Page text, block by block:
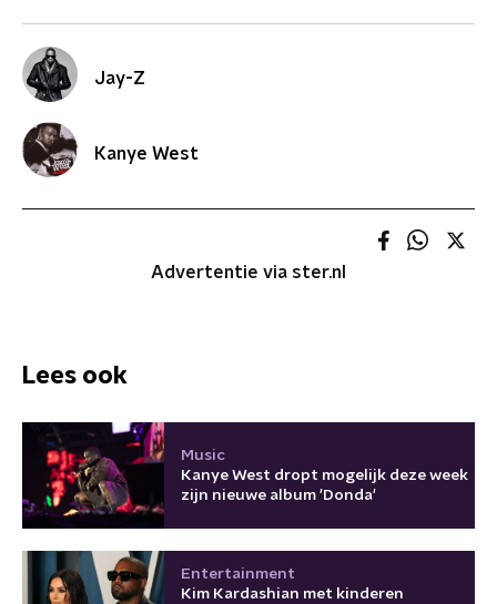
Jay-Z
Kanye West
Advertentie via ster.nl
Lees ook
Music
Kanye West dropt mogelijk deze week
zijn nieuwe album 'Donda'
Entertainment
Kim Kardashian met kinderen